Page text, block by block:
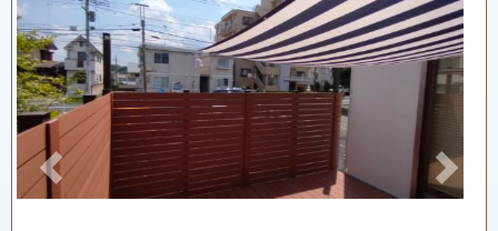
Previous Next